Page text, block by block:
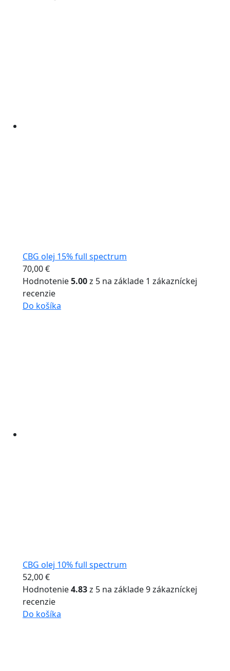
CBG olej 15% full spectrum
70,00€
Hodnotenie5.00z 5 na základe 1 zákazníckej
recenzie
Do košíka
CBG olej 10% full spectrum
52,00€
Hodnotenie4.83z 5 na základe9zákazníckej
recenzie
Do košíka